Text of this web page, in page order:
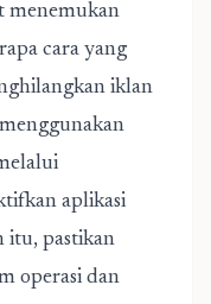
menemukan
cara yang
iklan
aplikasi
itu, pastikan
operasi dan